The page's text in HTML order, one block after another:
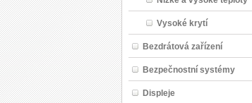
Vysoké krytí
Bezdrátová zařízení
Bezpečnostní systémy
Displeje